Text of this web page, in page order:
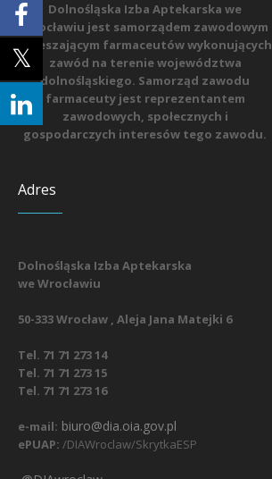
Dolnośląska Izba Aptekarska we
Wrocławiu jest samorządem zawodowym
zrzeszającym farmaceutów wykonujących
zawód na terenie województwa
dolnośląskiego. Samorząd zawodu
farmaceuty jest reprezentantem
zawodowych, społecznych i
gospodarczych interesów tego zawodu.
Adres
Dolnośląska Izba Aptekarska
we Wrocławiu
50-333 Wrocław , Aleja Jana Matejki 6
Tel. 71 71 273 14
Tel. 71 71 273 15
Tel. 71 71 273 16
e-mail: biuro@dia.oia.gov.pl
ePUAP: /DIAWroclaw/SkrytkaESP